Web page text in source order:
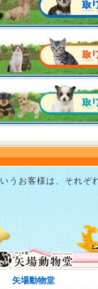
うお客様は、それぞ
矢場動物堂